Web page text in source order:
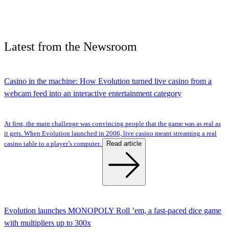
Latest from the Newsroom
Casino in the machine: How Evolution turned live casino from a
webcam feed into an interactive entertainment category
At first, the main challenge was convincing people that the game was as real as
it gets. When Evolution launched in 2006, live casino meant streaming a real
casino table to a player’s computer.
Read article
Evolution launches MONOPOLY Roll ’em, a fast-paced dice game
with multipliers up to 300x